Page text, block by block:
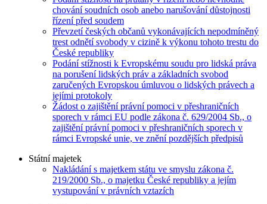
chování soudních osob anebo narušování důstojnosti
řízení před soudem
Převzetí českých občanů vykonávajících nepodmíněný
trest odnětí svobody v cizině k výkonu tohoto trestu do
České republiky
Podání stížnosti k Evropskému soudu pro lidská práva
na porušení lidských práv a základních svobod
zaručených Evropskou úmluvou o lidských právech a
jejími protokoly
Žádost o zajištění právní pomoci v přeshraničních
sporech v rámci EU podle zákona č. 629/2004 Sb., o
zajištění právní pomoci v přeshraničních sporech v
rámci Evropské unie, ve znění pozdějších předpisů
Státní majetek
Nakládání s majetkem státu ve smyslu zákona č.
219/2000 Sb., o majetku České republiky a jejím
vystupování v právních vztazích